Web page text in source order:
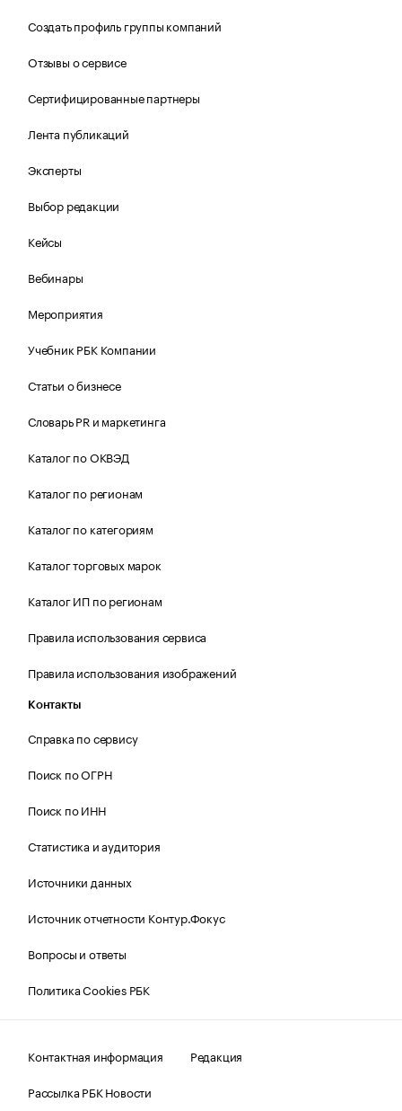
Создать профиль группы компаний
Отзывы о сервисе
Сертифицированные партнеры
Лента публикаций
Эксперты
Выбор редакции
Кейсы
Вебинары
Мероприятия
Учебник РБК Компании
Статьи о бизнесе
Словарь PR и маркетинга
Каталог по ОКВЭД
Каталог по регионам
Каталог по категориям
Каталог торговых марок
Каталог ИП по регионам
Правила использования сервиса
Правила использования изображений
Контакты
Справка по сервису
Поиск по ОГРН
Поиск по ИНН
Статистика и аудитория
Источники данных
Источник отчетности Контур.Фокус
Вопросы и ответы
Политика Cookies РБК
Контактная информация
Редакция
Рассылка РБК Новости